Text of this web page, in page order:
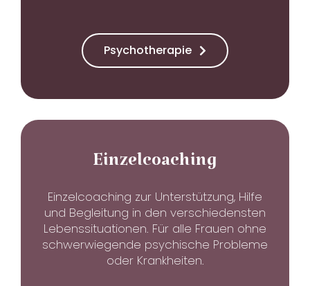
Psychotherapie
Einzelcoaching
Einzelcoaching zur Unterstützung, Hilfe
und Begleitung in den verschiedensten
Lebenssituationen. Für alle Frauen ohne
schwerwiegende psychische Probleme
oder Krankheiten.